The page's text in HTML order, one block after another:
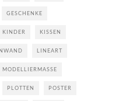
GESCHENKE
KINDER KISSEN
LINEART
MODELLIERMASSE
PLOTTEN POSTER